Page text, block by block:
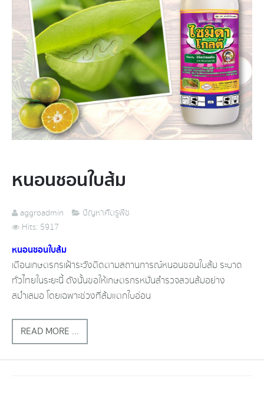
หนอนชอนใบส้ม​
aggroadmin
ปัญหาศัตรูพืช
Hits: 5917
หนอนชอนใบส้ม​
เตือนเกษตรกรเฝ้าระวังติดตามสถานการณ์หนอนชอนใบส้ม​ ระบาด
ทั่วไทยในระยะนี้​ ดังนั้นขอให้เกษตรกรหมั่นสำรวจสวนส้มอย่าง
สม่ำเสมอ​ โดยเฉพาะ​ช่วงที่ส้มแตกใบอ่อน​
READ MORE ...